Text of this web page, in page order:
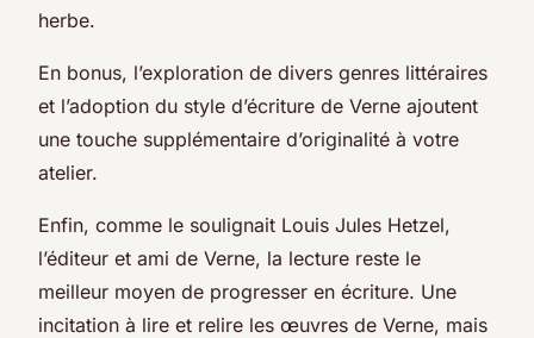
herbe.
En bonus, l’exploration de divers genres littéraires
et l’adoption du style d’écriture de Verne ajoutent
une touche supplémentaire d’originalité à votre
atelier.
Enfin, comme le soulignait Louis Jules Hetzel,
l’éditeur et ami de Verne, la lecture reste le
meilleur moyen de progresser en écriture. Une
incitation à lire et relire les œuvres de Verne, mais